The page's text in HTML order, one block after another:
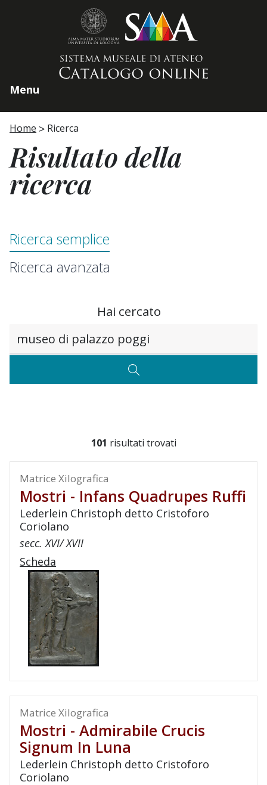
Menu
Home Ricerca
Risultato della
ricerca
Ricerca semplice
Ricerca avanzata
Hai cercato
CERCA
101 risultati trovati
Matrice Xilografica
Mostri - Infans Quadrupes Ruffi
Lederlein Christoph detto Cristoforo
Coriolano
secc. XVI/ XVII
Scheda
Matrice Xilografica
Mostri - Admirabile Crucis
Signum In Luna
Lederlein Christoph detto Cristoforo
Coriolano